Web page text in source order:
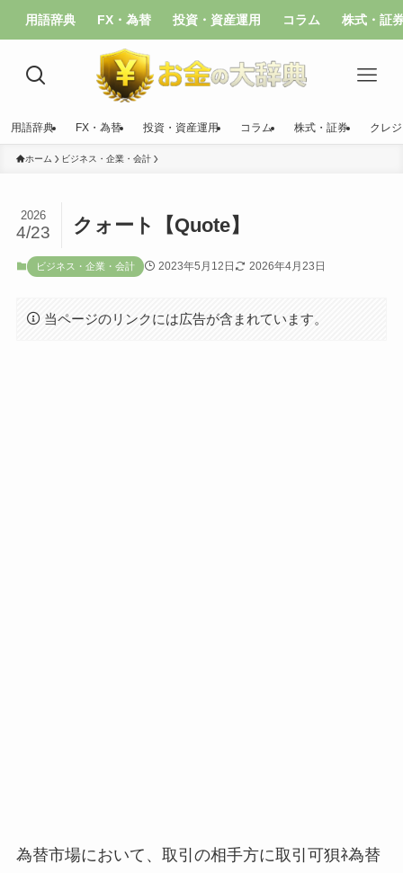
用語辞典 FX・為替 投資・資産運用 コラム 株式・証
用語辞典 FX・為替 投資・資産運用 コラム 株式・証券 クレ
ホーム ビジネス・企業・会計
クォート【Quote】
2026
4/23
ビジネス・企業・会計 2023年5月12日 2026年4月23日
当ページのリンクには広告が含まれています。
為替市場において、取引の相手方に取引可狽ﾈ為替